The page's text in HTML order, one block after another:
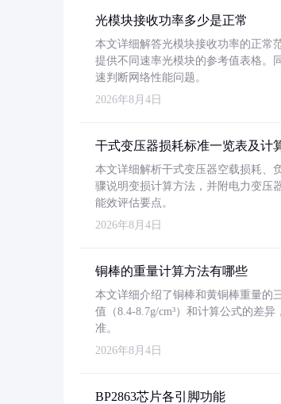
光模块接收功率多少是正常
本文详细解答光模块接收功率的正常
提供不同速率光模块的参考值表格。
速判断网络性能问题。
2026年8月4日
干式变压器损耗标准一览表及计
本文详细解析干式变压器空载损耗、
骤说明变损计算方法，并附电力变压
能效评估要点。
2026年8月4日
铜棒的重量计算方法有哪些
本文详细介绍了铜棒和黄铜棒重量的
值（8.4-8.7g/cm³）和计算公式的差
准。
2026年8月4日
BP2863芯片各引脚功能